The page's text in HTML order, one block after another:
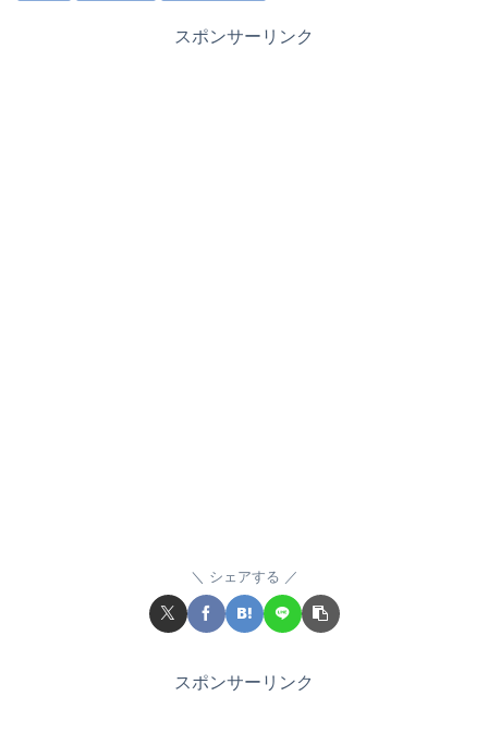
スポンサーリンク
シェアする
スポンサーリンク